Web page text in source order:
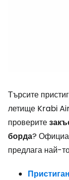
Търсите
летище Krabi
проверите
борда?
предлага най-